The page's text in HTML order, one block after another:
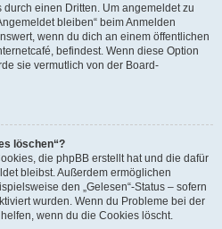
einen Dritten. Um angemeldet zu
bleiben“ beim Anmelden
wenn du dich an einem öffentlichen
befindest. Wenn diese Option
sie vermutlich von der Board-
löschen“?
die phpBB erstellt hat und die dafür
bleibst. Außerdem ermöglichen
den „Gelesen“-Status – sofern
wurden. Wenn du Probleme bei der
wenn du die Cookies löscht.